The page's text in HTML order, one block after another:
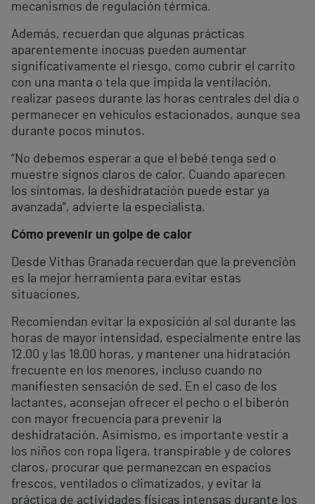
mecanismos de regulación térmica.
Además, recuerdan que algunas prácticas
aparentemente inocuas pueden aumentar
significativamente el riesgo, como cubrir el carrito
con una manta o tela que impida la ventilación,
realizar paseos durante las horas centrales del día o
permanecer en vehículos estacionados, aunque sea
durante pocos minutos.
“No debemos esperar a que el bebé tenga sed o
muestre signos claros de calor. Cuando aparecen
los síntomas, la deshidratación puede estar ya
avanzada”, advierte la especialista.
Cómo prevenir un golpe de calor
Desde Vithas Granada recuerdan que la prevención
es la mejor herramienta para evitar estas
situaciones.
Recomiendan evitar la exposición al sol durante las
horas de mayor intensidad, especialmente entre las
12.00 y las 18.00 horas, y mantener una hidratación
frecuente en los menores, incluso cuando no
manifiesten sensación de sed. En el caso de los
lactantes, aconsejan ofrecer el pecho o el biberón
con mayor frecuencia para prevenir la
deshidratación. Asimismo, es importante vestir a
los niños con ropa ligera, transpirable y de colores
claros, procurar que permanezcan en espacios
frescos, ventilados o climatizados, y evitar la
práctica de actividades físicas intensas durante los